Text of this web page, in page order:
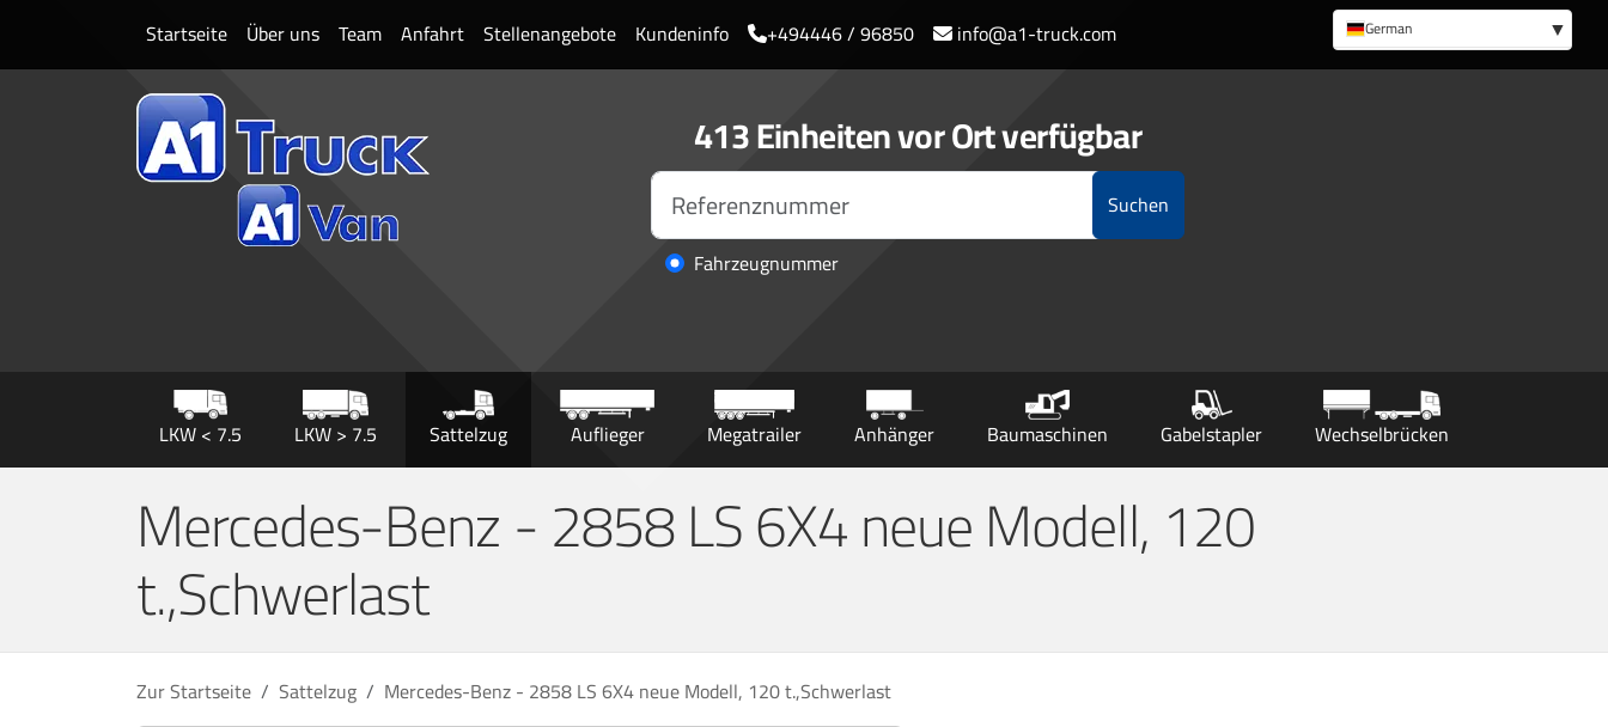
Startseite Über uns Team Anfahrt Stellenangebote Kundeninfo +494446 / 96850 info@a1-truck.com
413 Einheiten vor Ort verfügbar
Suchen
Fahrzeugnummer
LKW < 7.5 LKW > 7.5 Sattelzug Auflieger Megatrailer Anhänger Baumaschinen Gabelstapler Wechselbrücken
German
English
Mercedes-Benz - 2858 LS 6X4 neue Modell, 120
t.,Schwerlast
Zur Startseite Sattelzug Mercedes-Benz - 2858 LS 6X4 neue Modell, 120 t.,Schwerlast